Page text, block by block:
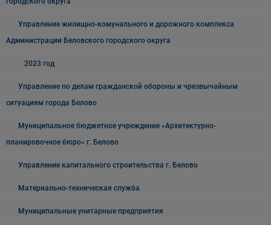
Управление жилищно-комунального и дорожного комплекса
Администрации Беловского городского округа
2023 год
Управление по делам гражданской обороны и чрезвычайным
ситуациям города Белово
Муниципальное бюджетное учреждение «Архитектурно-
планировочное бюро» г. Белово
Управление капитального строительства г. Белово
Материально-техническая служба
Муниципальные унитарные предприятия